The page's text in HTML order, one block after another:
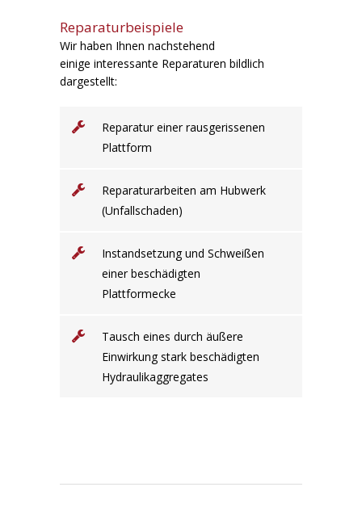
Reparaturbeispiele
Wir haben Ihnen nachstehend
einige interessante Reparaturen bildlich
dargestellt:
Reparatur einer rausgerissenen
Plattform
Reparaturarbeiten am Hubwerk
(Unfallschaden)
Instandsetzung und Schweißen
einer beschädigten
Plattformecke
Tausch eines durch äußere
Einwirkung stark beschädigten
Hydraulikaggregates